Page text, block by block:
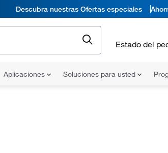
Descubra nuestras Ofertas especiales
Estado del
Aplicaciones Soluciones para usted